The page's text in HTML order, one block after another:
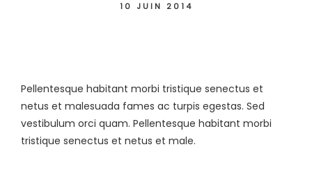
10 JUIN 2014
Pellentesque habitant morbi tristique senectus et
netus et malesuada fames ac turpis egestas. Sed
vestibulum orci quam. Pellentesque habitant morbi
tristique senectus et netus et male.